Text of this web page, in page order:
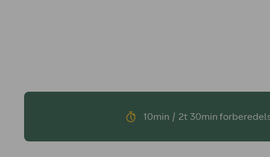
10min / 2t 30min